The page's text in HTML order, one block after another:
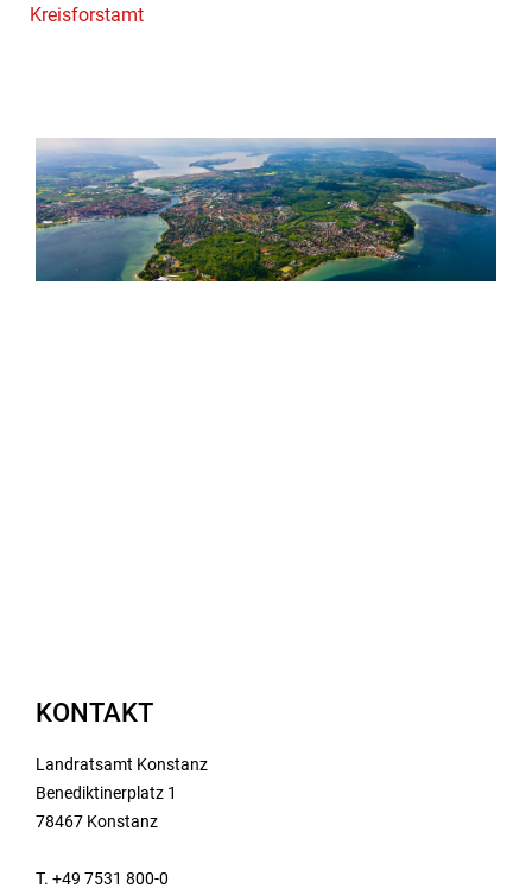
Kreisforstamt
KONTAKT
Landratsamt Konstanz
Benediktinerplatz 1
78467 Konstanz
T. +49 7531 800-0